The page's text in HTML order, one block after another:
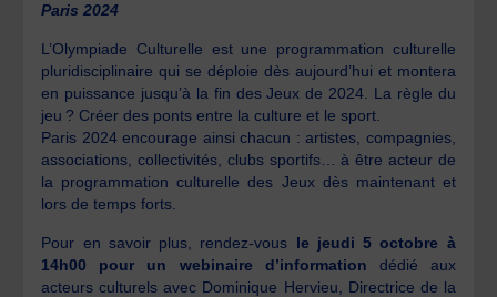
Paris 2024
L’Olympiade Culturelle est une programmation culturelle
pluridisciplinaire qui se déploie dès aujourd’hui et montera
en puissance jusqu’à la fin des Jeux de 2024. La règle du
jeu ? Créer des ponts entre la culture et le sport.
Paris 2024 encourage ainsi chacun : artistes, compagnies,
associations, collectivités, clubs sportifs… à être acteur de
la programmation culturelle des Jeux dès maintenant et
lors de temps forts.
Pour en savoir plus, rendez-vous le jeudi 5 octobre à
14h00 pour un webinaire d’information dédié aux
acteurs culturels avec Dominique Hervieu, Directrice de la